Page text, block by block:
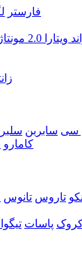
فارستر
2.0 مونتاژ
سی سابربن
کامارو
تاروس تانوس
کروک پاسات